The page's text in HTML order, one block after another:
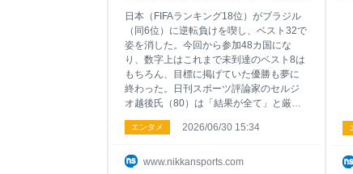
い - セルジオ越後「ちゃんとサッ
カーしなさい」 - ワールドカップ
2026コラム : 日刊スポーツ
www.nikkansports.com
日本（FIFAランキング18位）がブラジル
（同6位）に逆転負けを喫し、ベスト32で
姿を消した。今回から参加48カ国にな
り、数字上はこれまで未到達のベスト8は
もちろん、目標に掲げていた優勝も夢に
終わった。日刊スポーツ評論家のセルジ
オ越後氏（80）は「結果が全て」と厳し
い評価を下した。 ◇ ◇ ◇ 理
想と現実は違ったね。厳しく言えば、日
スペインに勝って、2勝2敗でベスト16だ
エンタメ 2026/06/30 15:34